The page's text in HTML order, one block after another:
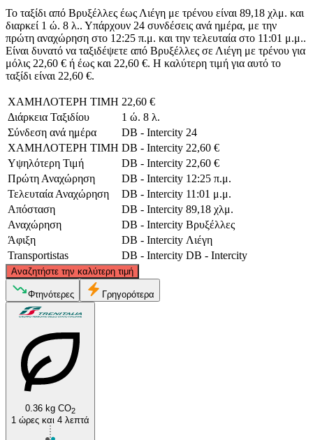
Το ταξίδι από Βρυξέλλες έως Λιέγη με τρένου είναι 89,18 χλμ. και
διαρκεί 1 ώ. 8 λ.. Υπάρχουν 24 συνδέσεις ανά ημέρα, με την
πρώτη αναχώρηση στο 12:25 π.μ. και την τελευταία στο 11:01 μ.μ..
Είναι δυνατό να ταξιδέψετε από Βρυξέλλες σε Λιέγη με τρένου για
μόλις 22,60 € ή έως και 22,60 €. Η καλύτερη τιμή για αυτό το
ταξίδι είναι 22,60 €.
ΧΑΜΗΛΟΤΕΡΗ ΤΙΜΗ 22,60 €
Διάρκεια Ταξιδίου
1 ώ. 8 λ.
Σύνδεση ανά ημέρα
DB - Intercity 24
ΧΑΜΗΛΟΤΕΡΗ ΤΙΜΗ DB - Intercity 22,60 €
Υψηλότερη Τιμή
DB - Intercity 22,60 €
Πρώτη Αναχώρηση
DB - Intercity 12:25 π.μ.
Τελευταία Αναχώρηση
DB - Intercity 11:01 μ.μ.
Απόσταση
DB - Intercity 89,18 χλμ.
Αναχώρηση
DB - Intercity Βρυξέλλες
Άφιξη
DB - Intercity Λιέγη
Transportistas
DB - Intercity DB - Intercity
Αναζητήστε την καλύτερη τιμή
©CARTO, © OpenStreetMapcontributors
Φτηνότερες Γρηγορότερα
0.36 kg CO2
1 ώρες και 4 λεπτά